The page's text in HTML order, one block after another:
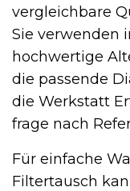
vergleichbare
Sie verwenden
hochwertige
die passende
die Werkstatt
frage nach
Für einfache
Filtertausch